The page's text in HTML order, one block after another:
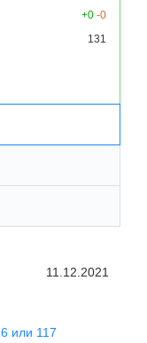
+0 -0
131
11.12.2021
или 117